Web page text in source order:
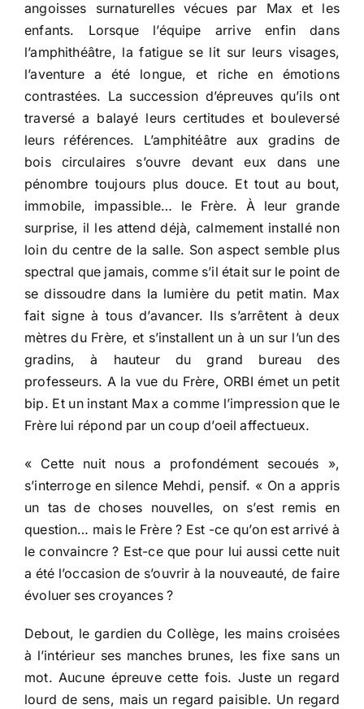
angoisses surnaturelles vécues par Max et les
enfants. Lorsque l’équipe arrive enfin dans
l’amphithéâtre, la fatigue se lit sur leurs visages,
l’aventure a été longue, et riche en émotions
contrastées. La succession d’épreuves qu’ils ont
traversé a balayé leurs certitudes et bouleversé
leurs références. L’amphitéâtre aux gradins de
bois circulaires s’ouvre devant eux dans une
pénombre toujours plus douce. Et tout au bout,
immobile, impassible… le Frère. À leur grande
surprise, il les attend déjà, calmement installé non
loin du centre de la salle. Son aspect semble plus
spectral que jamais, comme s’il était sur le point de
se dissoudre dans la lumière du petit matin. Max
fait signe à tous d’avancer. Ils s’arrêtent à deux
mètres du Frère, et s’installent un à un sur l’un des
gradins, à hauteur du grand bureau des
professeurs. A la vue du Frère, ORBI émet un petit
bip. Et un instant Max a comme l’impression que le
Frère lui répond par un coup d’oeil affectueux.
« Cette nuit nous a profondément secoués »,
s’interroge en silence Mehdi, pensif. « On a appris
un tas de choses nouvelles, on s’est remis en
question… mais le Frère ? Est -ce qu’on est arrivé à
le convaincre ? Est-ce que pour lui aussi cette nuit
a été l’occasion de s’ouvrir à la nouveauté, de faire
évoluer ses croyances ?
Debout, le gardien du Collège, les mains croisées
à l’intérieur ses manches brunes, les fixe sans un
mot. Aucune épreuve cette fois. Juste un regard
lourd de sens, mais un regard paisible. Un regard